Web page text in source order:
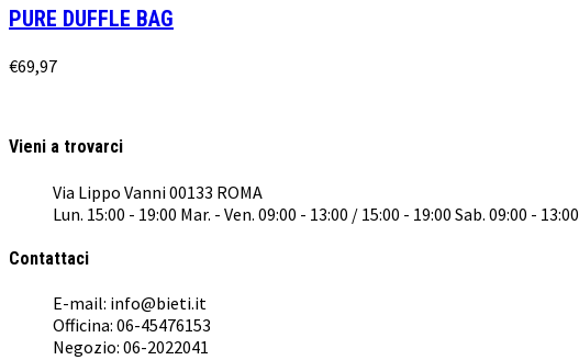
Vieni a trovarci
Via Lippo Vanni 00133 ROMA
Lun. 15:00 - 19:00 Mar. - Ven. 09:00 - 13:00 / 15:00 - 19:00 Sab. 09:00 - 13:00
Contattaci
E-mail: info@bieti.it
Officina: 06-45476153
Negozio: 06-2022041
PURE DUFFLE BAG
€69,97